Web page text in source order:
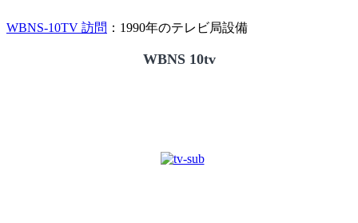
WBNS-10TV 訪問 ：1990年のテレビ局設備
WBNS 10tv